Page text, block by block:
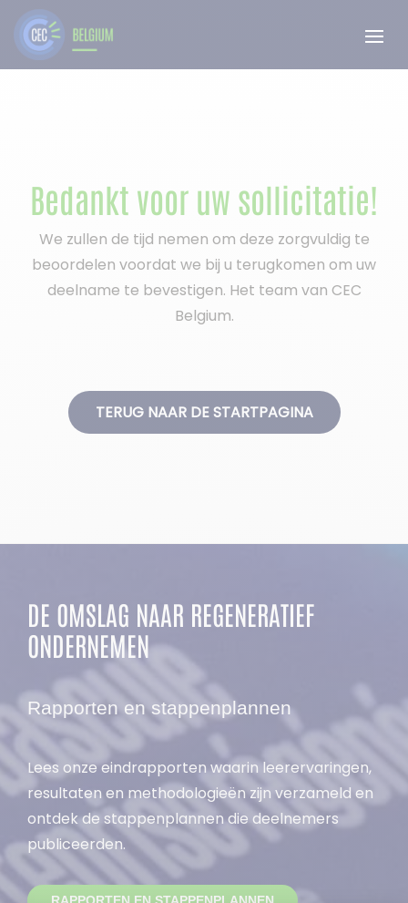
Bedankt voor uw sollicitatie!
We zullen de tijd nemen om deze zorgvuldig te
beoordelen voordat we bij u terugkomen om uw
deelname te bevestigen. Het team van CEC
Belgium.
TERUG NAAR DE STARTPAGINA
DE OMSLAG NAAR REGENERATIEF
ONDERNEMEN
Rapporten en stappenplannen
Lees onze eindrapporten waarin leerervaringen,
resultaten en methodologieën zijn verzameld en
ontdek de stappenplannen die deelnemers
publiceerden.